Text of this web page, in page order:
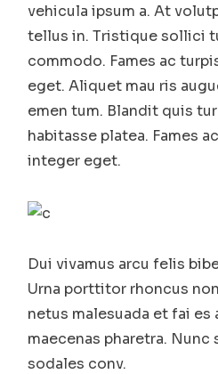
vehicula ipsum a. At
tellus in. Tristique sollici
commodo. Fames ac
eget. Aliquet mau ris
emen tum. Blandit quis
habitasse platea. Fames
integer eget.
Dui vivamus arcu felis
Urna porttitor rhoncus
netus malesuada et fai es
maecenas pharetra.
sodales conv.